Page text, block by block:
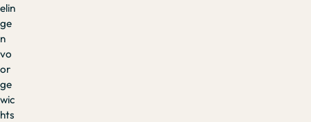
elin
ge
n
vo
or
ge
wic
hts